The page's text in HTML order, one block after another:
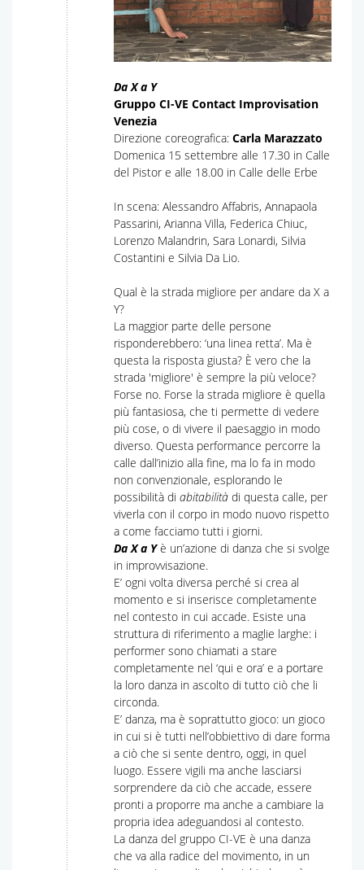
Da X a Y
Gruppo CI-VE Contact Improvisation
Venezia
Direzione coreografica: Carla Marazzato
Domenica 15 settembre alle 17.30 in Calle
del Pistor e alle 18.00 in Calle delle Erbe
In scena: Alessandro Affabris, Annapaola
Passarini, Arianna Villa, Federica Chiuc,
Lorenzo Malandrin, Sara Lonardi, Silvia
Costantini e Silvia Da Lio.
Qual è la strada migliore per andare da X a
Y?
La maggior parte delle persone
risponderebbero: ‘una linea retta’. Ma è
questa la risposta giusta? È vero che la
strada 'migliore' è sempre la più veloce?
Forse no. Forse la strada migliore è quella
più fantasiosa, che ti permette di vedere
più cose, o di vivere il paesaggio in modo
diverso. Questa performance percorre la
calle dall’inizio alla fine, ma lo fa in modo
non convenzionale, esplorando le
possibilità di abitabilità di questa calle, per
viverla con il corpo in modo nuovo rispetto
a come facciamo tutti i giorni.
Da X a Yè un’azione di danza che si svolge
in improvvisazione.
E’ ogni volta diversa perché si crea al
momento e si inserisce completamente
nel contesto in cui accade. Esiste una
struttura di riferimento a maglie larghe: i
performer sono chiamati a stare
completamente nel ‘qui e ora’ e a portare
la loro danza in ascolto di tutto ciò che li
circonda.
E’ danza, ma è soprattutto gioco: un gioco
in cui si è tutti nell’obbiettivo di dare forma
a ciò che si sente dentro, oggi, in quel
luogo. Essere vigili ma anche lasciarsi
sorprendere da ciò che accade, essere
pronti a proporre ma anche a cambiare la
propria idea adeguandosi al contesto.
La danza del gruppo CI-VE è una danza
che va alla radice del movimento, in un